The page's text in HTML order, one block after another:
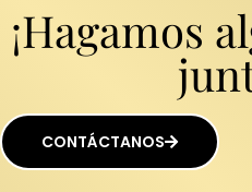
¡Hagamos
CONTÁCTANOS